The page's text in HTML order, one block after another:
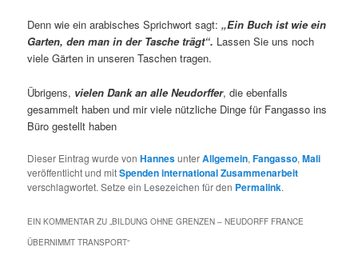
Denn wie ein arabisches Sprichwort sagt: „Ein Buch ist wie ein
Garten, den man in der Tasche trägt“. Lassen Sie uns noch
viele Gärten in unseren Taschen tragen.
Übrigens, vielen Dank an alle Neudorffer, die ebenfalls
gesammelt haben und mir viele nützliche Dinge für Fangasso ins
Büro gestellt haben
Dieser Eintrag wurde vonHannesunterAllgemein,Fangasso,Mali
veröffentlicht und mitSpenden international Zusammenarbeit
verschlagwortet. Setze ein Lesezeichen für den Permalink.
EIN KOMMENTAR ZU „BILDUNG OHNE GRENZEN – NEUDORFF FRANCE
ÜBERNIMMT TRANSPORT“